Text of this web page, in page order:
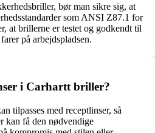
bør man sikre sig, at
som ANSI Z87.1 for
at brillerne er testet og godkendt til
på arbejdspladsen.
i Carhartt briller?
tilpasses med receptlinser, så
kan få den nødvendige